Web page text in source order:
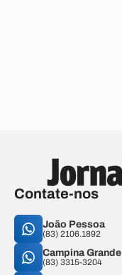
Contate-nos
João Pessoa
(83) 2106.1892
Campina Grande
(83) 3315-3204